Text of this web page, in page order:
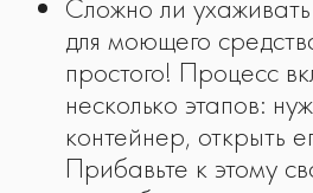
Сложно ли
для моющего
простого! Процесс
несколько этапов:
контейнер, открыть
Прибавьте к этому